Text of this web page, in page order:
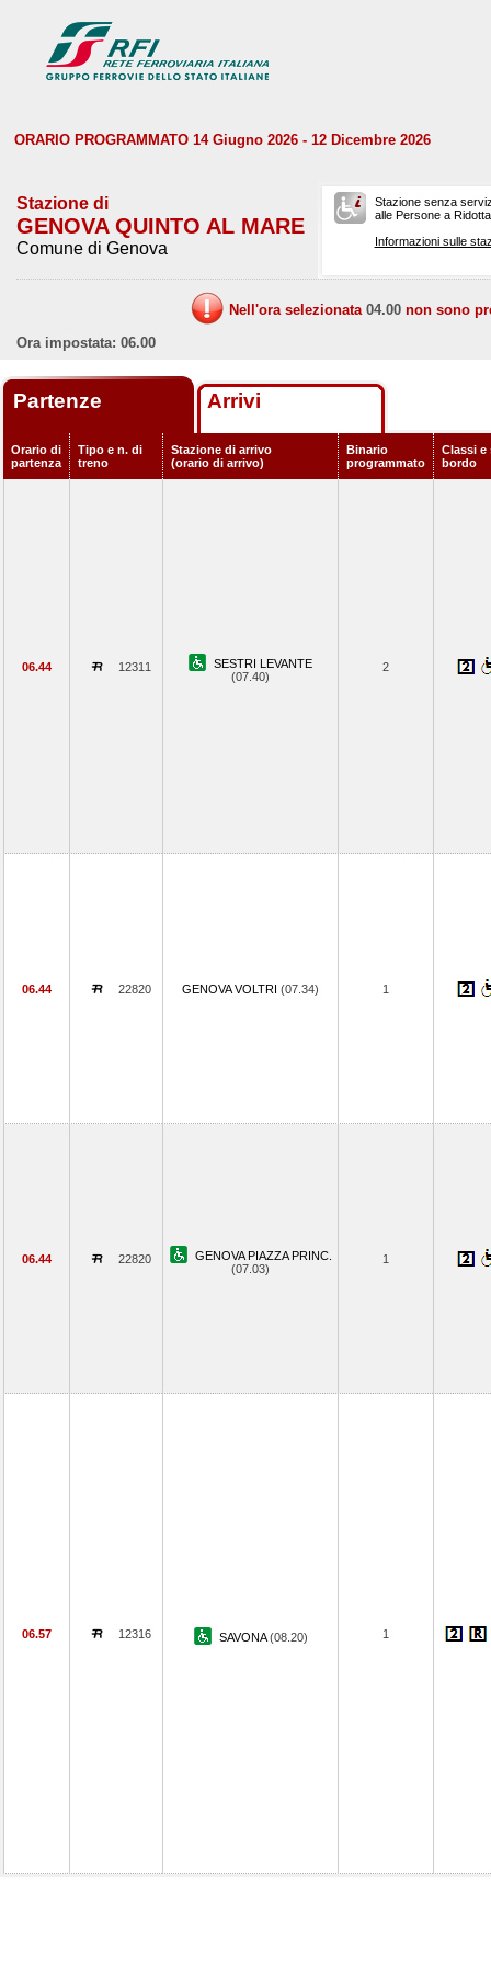
ORARIO PROGRAMMATO 14 Giugno 2026 - 12 Dicembre 2026
Stazione di
GENOVA QUINTO AL MARE
Comune di Genova
Stazione senza
alle Persone a
Informazioni sulle
Nell'ora selezionata 04.00 non sono
Ora impostata: 06.00
Partenze Arrivi
Orario di
partenza
Tipo e n. di
treno
Stazione di arrivo
(orario di arrivo)
Binario
programmato
Classi e
bordo
06.44 12311
SESTRI LEVANTE
(07.40)
2
06.44 22820 GENOVA VOLTRI (07.34) 1
06.44 22820
GENOVA PIAZZA PRINC.
(07.03)
1
06.57 12316 SAVONA(08.20) 1